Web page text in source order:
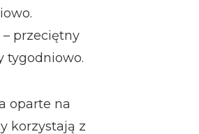
przeciętny
tygodniowo.
oparte na
korzystają z